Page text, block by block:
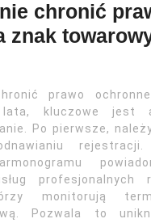
chronić
znak
prawo
lata, kluczowe jest
Po pierwsze,
rejestracji.
profesjonalnych
monitorują
Pozwala to